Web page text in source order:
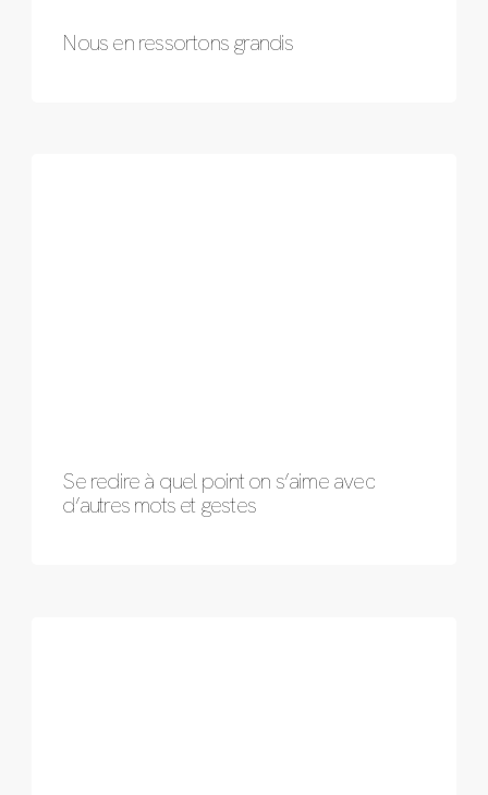
Nous en ressortons grandis
Se redire à quel point on s’aime avec
d’autres mots et gestes